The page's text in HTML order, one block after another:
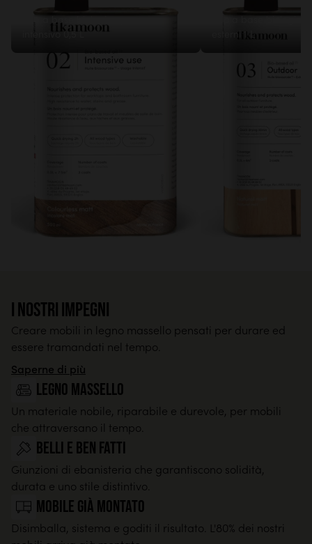
Olio a base biologica per uso
intensivo 0,5 L
Olio a base biologica
esterni 1 L
I nostri impegni
Creare mobili in legno massello pensati per durare ed
essere tramandati nel tempo.
Saperne di più
legno massello
Un materiale nobile, riparabile e durevole, per mobili
che attraversano il tempo.
Belli e ben fatti
Giunzioni di ebanisteria che garantiscono solidità,
durata e uno stile distintivo.
Mobile già montato
Disimballa, sistema e goditi il risultato. L'80% dei nostri